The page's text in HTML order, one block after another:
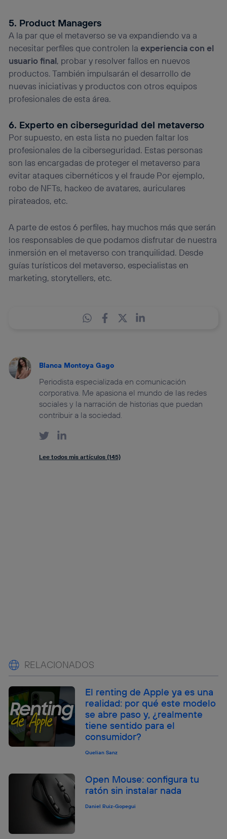
5. Product Managers
A la par que el metaverso se va expandiendo va a
necesitar perfiles que controlen la experiencia con el
usuario final, probar y resolver fallos en nuevos
productos. También impulsarán el desarrollo de
nuevas iniciativas y productos con otros equipos
profesionales de esta área.
6. Experto en ciberseguridad del metaverso
Por supuesto, en esta lista no pueden faltar los
profesionales de la ciberseguridad. Estas personas
son las encargadas de proteger el metaverso para
evitar ataques cibernéticos y el fraude Por ejemplo,
robo de NFTs, hackeo de avatares, auriculares
pirateados, etc.
A parte de estos 6 perfiles, hay muchos más que serán
los responsables de que podamos disfrutar de nuestra
inmersión en el metaverso con tranquilidad. Desde
guías turísticos del metaverso, especialistas en
marketing, storytellers, etc.
Blanca Montoya Gago
Periodista especializada en comunicación
corporativa. Me apasiona el mundo de las redes
sociales y la narración de historias que puedan
contribuir a la sociedad.
Lee todos mis artículos (145)
RELACIONADOS
El renting de Apple ya es una
realidad: por qué este modelo
se abre paso y, ¿realmente
tiene sentido para el
consumidor?
Quelian Sanz
Open Mouse: configura tu
ratón sin instalar nada
Daniel Ruiz-Gopegui